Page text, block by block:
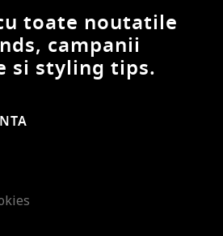
toate noutatile
campanii
si styling tips.